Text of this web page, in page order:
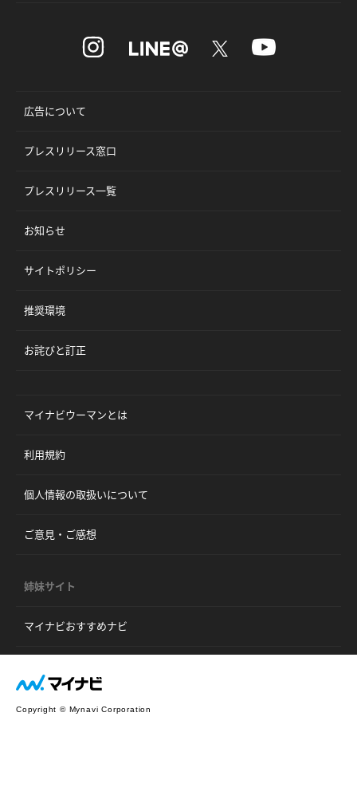
広告について
プレスリリース窓口
プレスリリース一覧
お知らせ
サイトポリシー
推奨環境
お詫びと訂正
マイナビウーマンとは
利用規約
個人情報の取扱いについて
ご意見・ご感想
姉妹サイト
マイナビおすすめナビ
Copyright © Mynavi Corporation